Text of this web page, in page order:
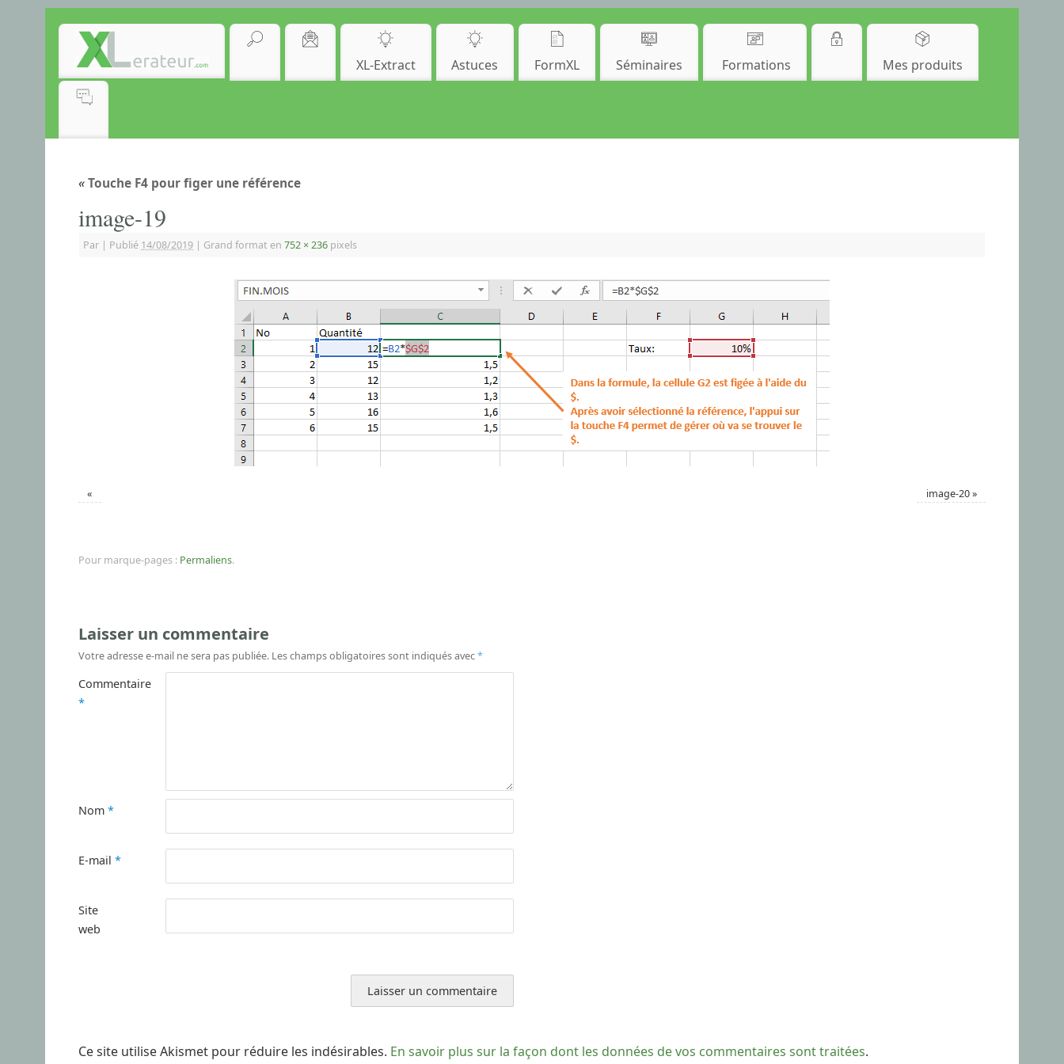
XL-Extract Astuces FormXL Séminaires Formations Mes produits
«Touche F4 pour figer une référence
image-19
Par | Publié 14/08/2019 | Grand format en 752 × 236 pixels
« image-20»
Pour marque-pages : Permaliens.
Laisser un commentaire
Votre adresse e-mail ne sera pas publiée. Les champs obligatoires sont indiqués avec*
Commentaire
*
Nom *
E-mail *
Site
web
Ce site utilise Akismet pour réduire les indésirables. En savoir plus sur la façon dont les données de vos commentaires sont traitées.